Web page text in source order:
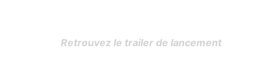
Retrouvez le trailer de lancement